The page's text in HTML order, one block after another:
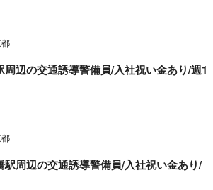
周辺の交通誘導警備員/入社祝い金あり/週1
駅周辺の交通誘導警備員/入社祝い金あり/